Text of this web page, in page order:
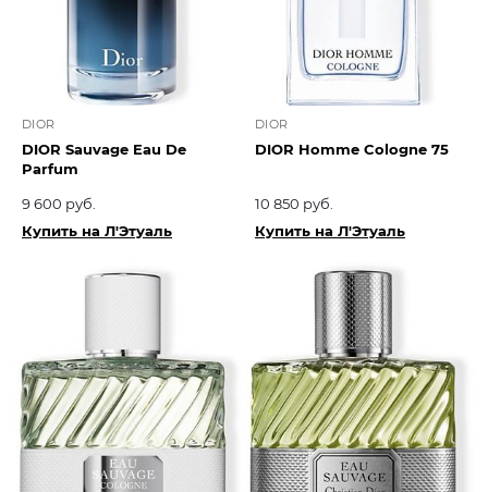
DIOR
DIOR Sauvage Eau De
Parfum
9 600 руб.
Купить на Л'Этуаль
DIOR
DIOR Homme Cologne 75
10 850 руб.
Купить на Л'Этуаль